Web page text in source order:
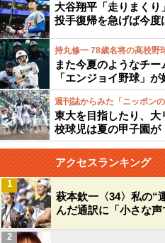
大谷翔平「走りまく
投手復帰を急げば今度
持丸修一 78歳名将の高校野
また今夏のようなチ
「エンジョイ野球」
週刊誌からみた「ニッポンの
東大を目指したり、
校球児は夏の甲子園
アクセスランキング
萩本欽一〈34〉私の
んだ通訳に「小さな声
1
2